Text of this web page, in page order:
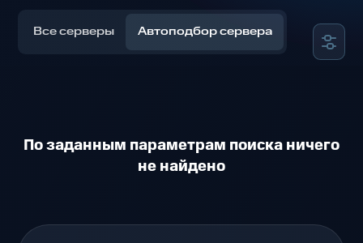
Все серверы Автоподбор сервера
По заданным параметрам поиска ничего
не найдено